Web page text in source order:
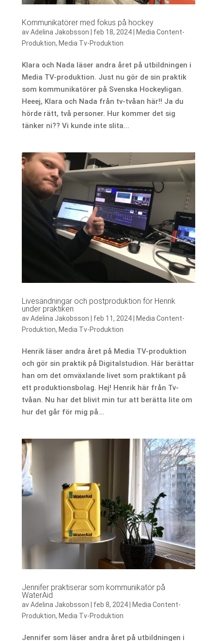
Kommunikatörer med fokus på hockey
avAdelina Jakobsson feb 18, 2024|
Media Content-
Produktion, Media Tv-Produktion
Klara och Nada läser andra året på utbildningen i
Media TV-produktion. Just nu gör de sin praktik
som kommunikatörer på Svenska Hockeyligan.
Heeej, Klara och Nada från tv-tvåan här!! Ja du
hörde rätt, två personer. Hur kommer det sig
tänker ni?? Vi kunde inte slita...
Livesändningar och postproduktion för Henrik
under praktiken
avAdelina Jakobsson feb 11, 2024|
Media Content-
Produktion, Media Tv-Produktion
Henrik läser andra året på Media TV-produktion
och gör sin praktik på Digitalstudion. Här berättar
han om det omväxlande livet som praktikant på
ett produktionsbolag. Hej! Henrik här från Tv-
tvåan. Nu har det blivit min tur att berätta lite om
hur det går för mig på...
Jennifer praktiserar som kommunikatör på
WaterAid
avAdelina Jakobsson feb 8, 2024|
Media Content-
Produktion, Media Tv-Produktion
Jennifer som läser andra året på utbildningen i